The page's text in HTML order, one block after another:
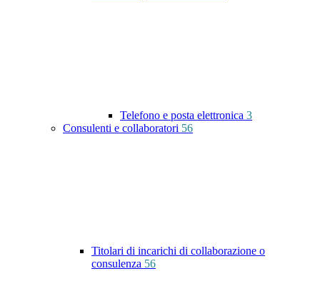
Telefono e posta elettronica 3
Consulenti e collaboratori 56
Titolari di incarichi di collaborazione o
consulenza 56